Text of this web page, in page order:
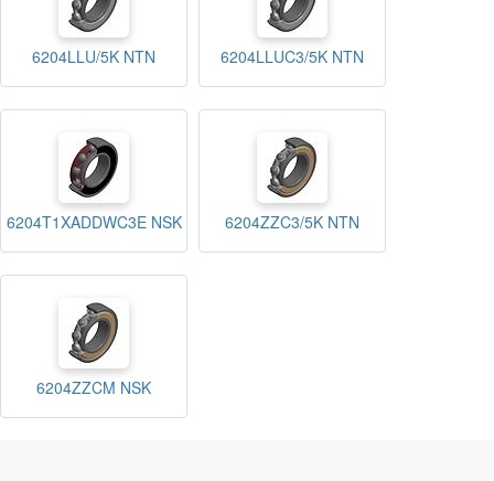
6204LLU/5K NTN 6204LLUC3/5K NTN
6204T1XADDWC3E NSK 6204ZZC3/5K NTN
6204ZZCM NSK